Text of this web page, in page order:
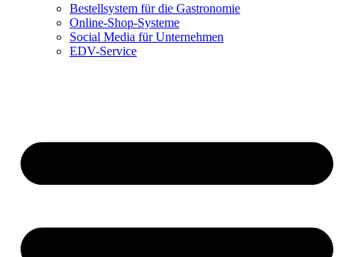
Bestellsystem für die Gastronomie
Online-Shop-Systeme
Social Media für Unternehmen
EDV-Service